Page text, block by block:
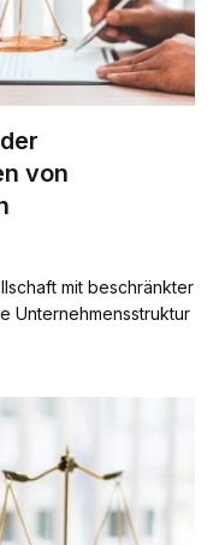
von
mit beschränkter
Unternehmensstruktur